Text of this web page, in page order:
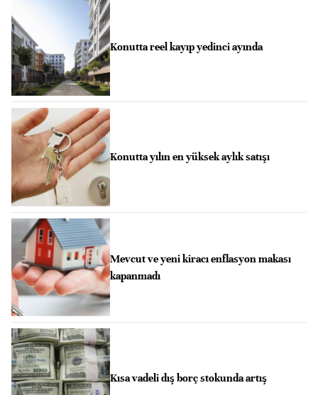
Konutta reel kayıp yedinci ayında
Konutta yılın en yüksek aylık satışı
Mevcut ve yeni kiracı enflasyon makası
kapanmadı
Kısa vadeli dış borç stokunda artış